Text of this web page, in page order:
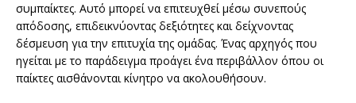
συμπαίκτες. Αυτό μπορεί να επιτευχθεί μέσω συνεπούς
απόδοσης, επιδεικνύοντας δεξιότητες και δείχνοντας
δέσμευση για την επιτυχία της ομάδας. Ένας αρχηγός που
ηγείται με το παράδειγμα προάγει ένα περιβάλλον όπου οι
παίκτες αισθάνονται κίνητρο να ακολουθήσουν.